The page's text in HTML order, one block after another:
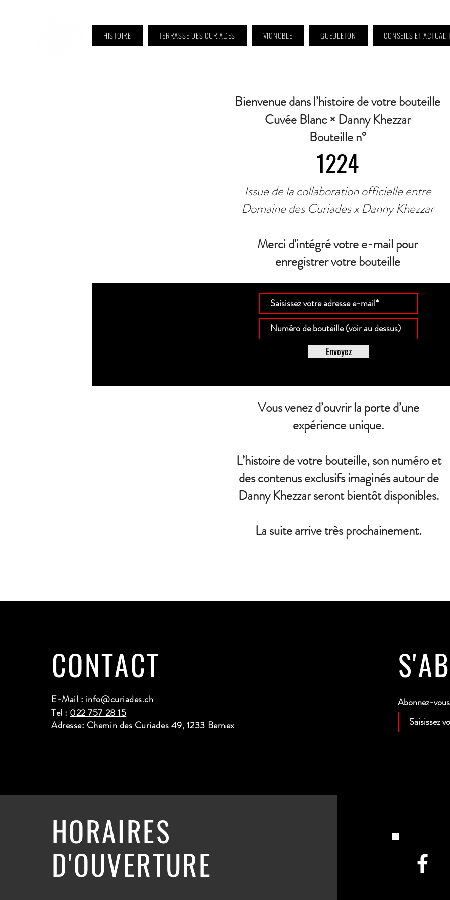
HISTOIRE TERRASSE DES CURIADES VIGNOBLE GUEULETON CONSEILS ET
Bienvenue dans l’histoire de votre bouteille
Cuvée Blanc × Danny Khezzar
Bouteille n°
1224
Issue de la collaboration officielle entre
Domaine des Curiades x Danny Khezzar
Merci d'intégré votre e-mail pour
enregistrer votre bouteille
Envoyez
Vous venez d’ouvrir la porte d’une
expérience unique.
L’histoire de votre bouteille, son numéro et
des contenus exclusifs imaginés autour de
Danny Khezzar seront bientôt disponibles.
La suite arrive très prochainement.
CONTACT
E-Mail : info@curiades.ch
Tel : 022 757 28 15
Adresse: Chemin des Curiades 49, 1233 Bernex
Abonnez-
HORAIRES
D'OUVERTURE